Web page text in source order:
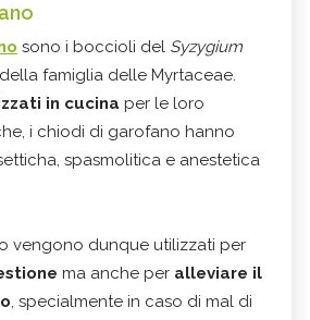
sono i boccioli del Syzygium
famiglia delle Myrtaceae.
in cucina per le loro
i chiodi di garofano hanno
spasmolitica e anestetica
vengono dunque utilizzati per
ma anche per alleviare il
, specialmente in caso di mal di